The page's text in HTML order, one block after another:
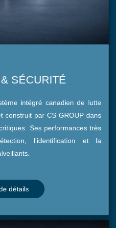
SÉCURITÉ
intégré canadien de lutte
construit par CS GROUP dans
Ses performances très
l’identification et la
détails